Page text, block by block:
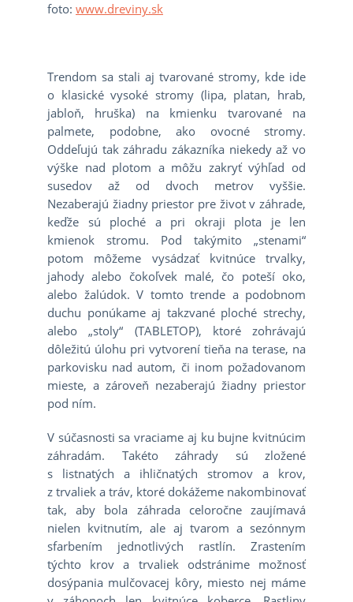
foto: www.dreviny.sk
Trendom sa stali aj tvarované stromy, kde ide
o klasické vysoké stromy (lipa, platan, hrab,
jabloň, hruška) na kmienku tvarované na
palmete, podobne, ako ovocné stromy.
Oddeľujú tak záhradu zákazníka niekedy až vo
výške nad plotom a môžu zakryť výhľad od
susedov až od dvoch metrov vyššie.
Nezaberajú žiadny priestor pre život v záhrade,
keďže sú ploché a pri okraji plota je len
kmienok stromu. Pod takýmito „stenami“
potom môžeme vysádzať kvitnúce trvalky,
jahody alebo čokoľvek malé, čo poteší oko,
alebo žalúdok. V tomto trende a podobnom
duchu ponúkame aj takzvané ploché strechy,
alebo „stoly“ (TABLETOP), ktoré zohrávajú
dôležitú úlohu pri vytvorení tieňa na terase, na
parkovisku nad autom, či inom požadovanom
mieste, a zároveň nezaberajú žiadny priestor
pod ním.
V súčasnosti sa vraciame aj ku bujne kvitnúcim
záhradám. Takéto záhrady sú zložené
s listnatých a ihličnatých stromov a krov,
z trvaliek a tráv, ktoré dokážeme nakombinovať
tak, aby bola záhrada celoročne zaujímavá
nielen kvitnutím, ale aj tvarom a sezónnym
sfarbením jednotlivých rastlín. Zrastením
týchto krov a trvaliek odstránime možnosť
dosýpania mulčovacej kôry, miesto nej máme